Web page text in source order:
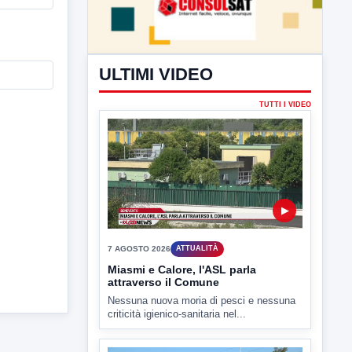
ULTIMI VIDEO
TUTTI I VIDEO
▶
7 AGOSTO 2026 ATTUALITÀ
Miasmi e Calore, l'ASL parla
attraverso il Comune
Nessuna nuova moria di pesci e nessuna
criticità igienico-sanitaria nel...